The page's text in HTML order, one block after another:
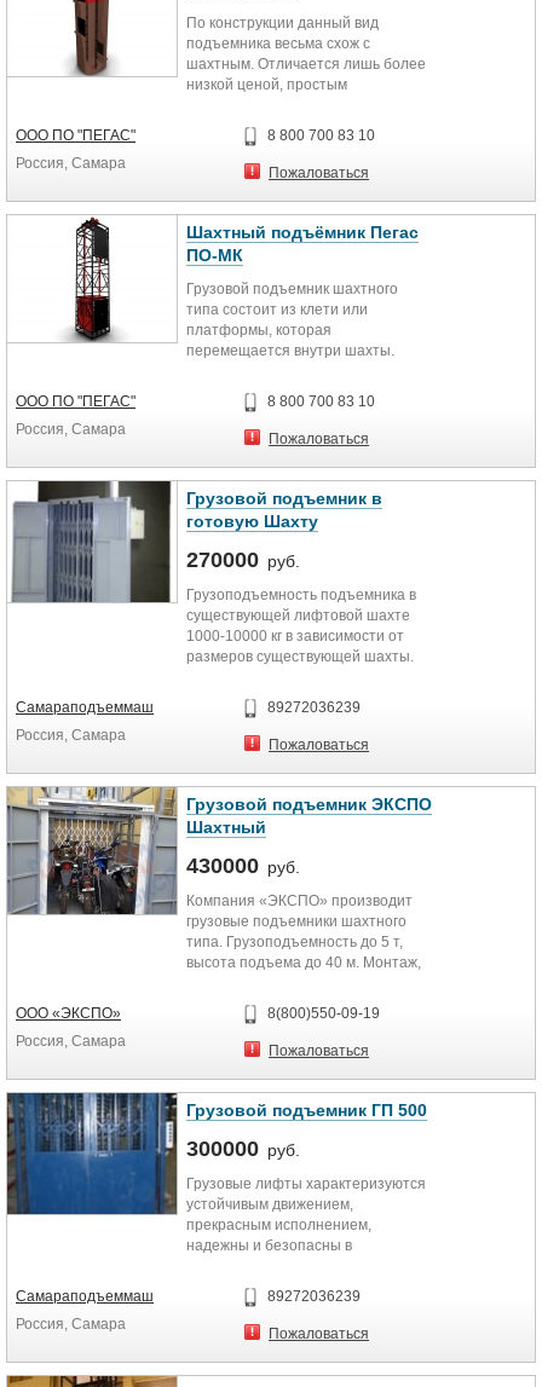
По конструкции данный вид
подъемника весьма схож с
шахтным. Отличается лишь более
низкой ценой, простым
установкой. Не стоит...
ООО ПО "ПЕГАС"
Россия, Самара
8 800 700 83 10
Пожаловаться
Шахтный подъёмник Пегас
ПО-МК
Грузовой подъемник шахтного
типа состоит из клети или
платформы, которая
перемещается внутри шахты.
ООО ПО "ПЕГАС"
Россия, Самара
8 800 700 83 10
Пожаловаться
Грузовой подъемник в
готовую Шахту
270000 руб.
Грузоподъемность подъемника в
существующей лифтовой шахте
1000-10000 кг в зависимости от
размеров существующей шахты.
Самараподъеммаш
Россия, Самара
89272036239
Пожаловаться
Грузовой подъемник ЭКСПО
Шахтный
430000 руб.
Компания «ЭКСПО» производит
грузовые подъемники шахтного
типа. Грузоподъемность до 5 т,
высота подъема до 40 м. Монтаж,
ООО «ЭКСПО»
Россия, Самара
8(800)550-09-19
Пожаловаться
Грузовой подъемник ГП 500
300000 руб.
Грузовые лифты характеризуются
устойчивым движением,
прекрасным исполнением,
надежны и безопасны в
перемещения грузов...
Самараподъеммаш
Россия, Самара
89272036239
Пожаловаться